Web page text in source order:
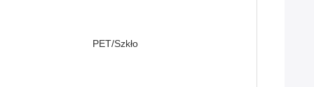
PET/Szkło